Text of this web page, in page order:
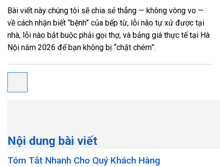
Bài viết này chúng tôi sẽ chia sẻ thẳng — không vòng vo —
về cách nhận biết “bệnh” của bếp từ, lỗi nào tự xử được tại
nhà, lỗi nào bắt buộc phải gọi thợ, và bảng giá thực tế tại Hà
Nội năm 2026 để bạn không bị “chặt chém”.
Nội dung bài viết
Tóm Tắt Nhanh Cho Quý Khách Hàng